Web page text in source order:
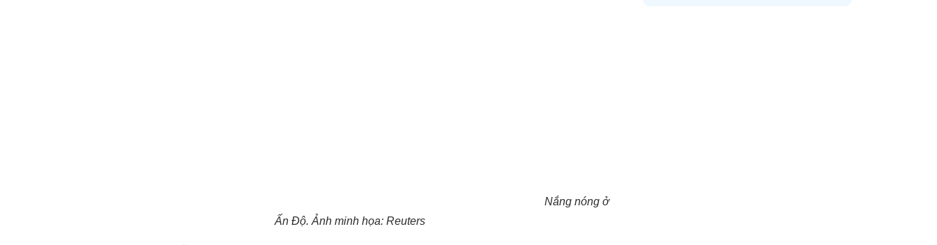
Nắng nóng ở
Ấn Độ. Ảnh minh họa: Reuters